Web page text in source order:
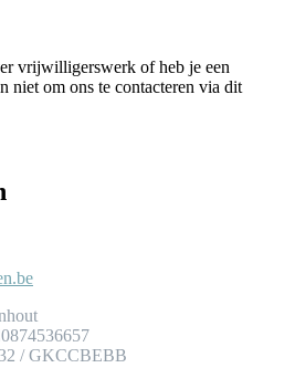
vrijwilligerswerk of heb je een
niet om ons te contacteren via dit
/ GKCCBEBB